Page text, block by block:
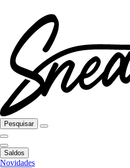
Pesquisar
Saldos
Novidades